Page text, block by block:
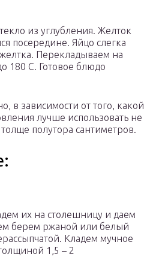
из углубления. Желток
посередине. Яйцо слегка
Перекладываем на
180 С. Готовое блюдо
в зависимости от того, какой
лучше использовать не
полутора сантиметров.
их на столешницу и даем
берем ржаной или белый
Кладем мучное
1,5 – 2